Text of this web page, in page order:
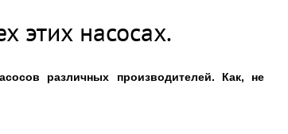
этих насосах.
различных производителей. Как, не